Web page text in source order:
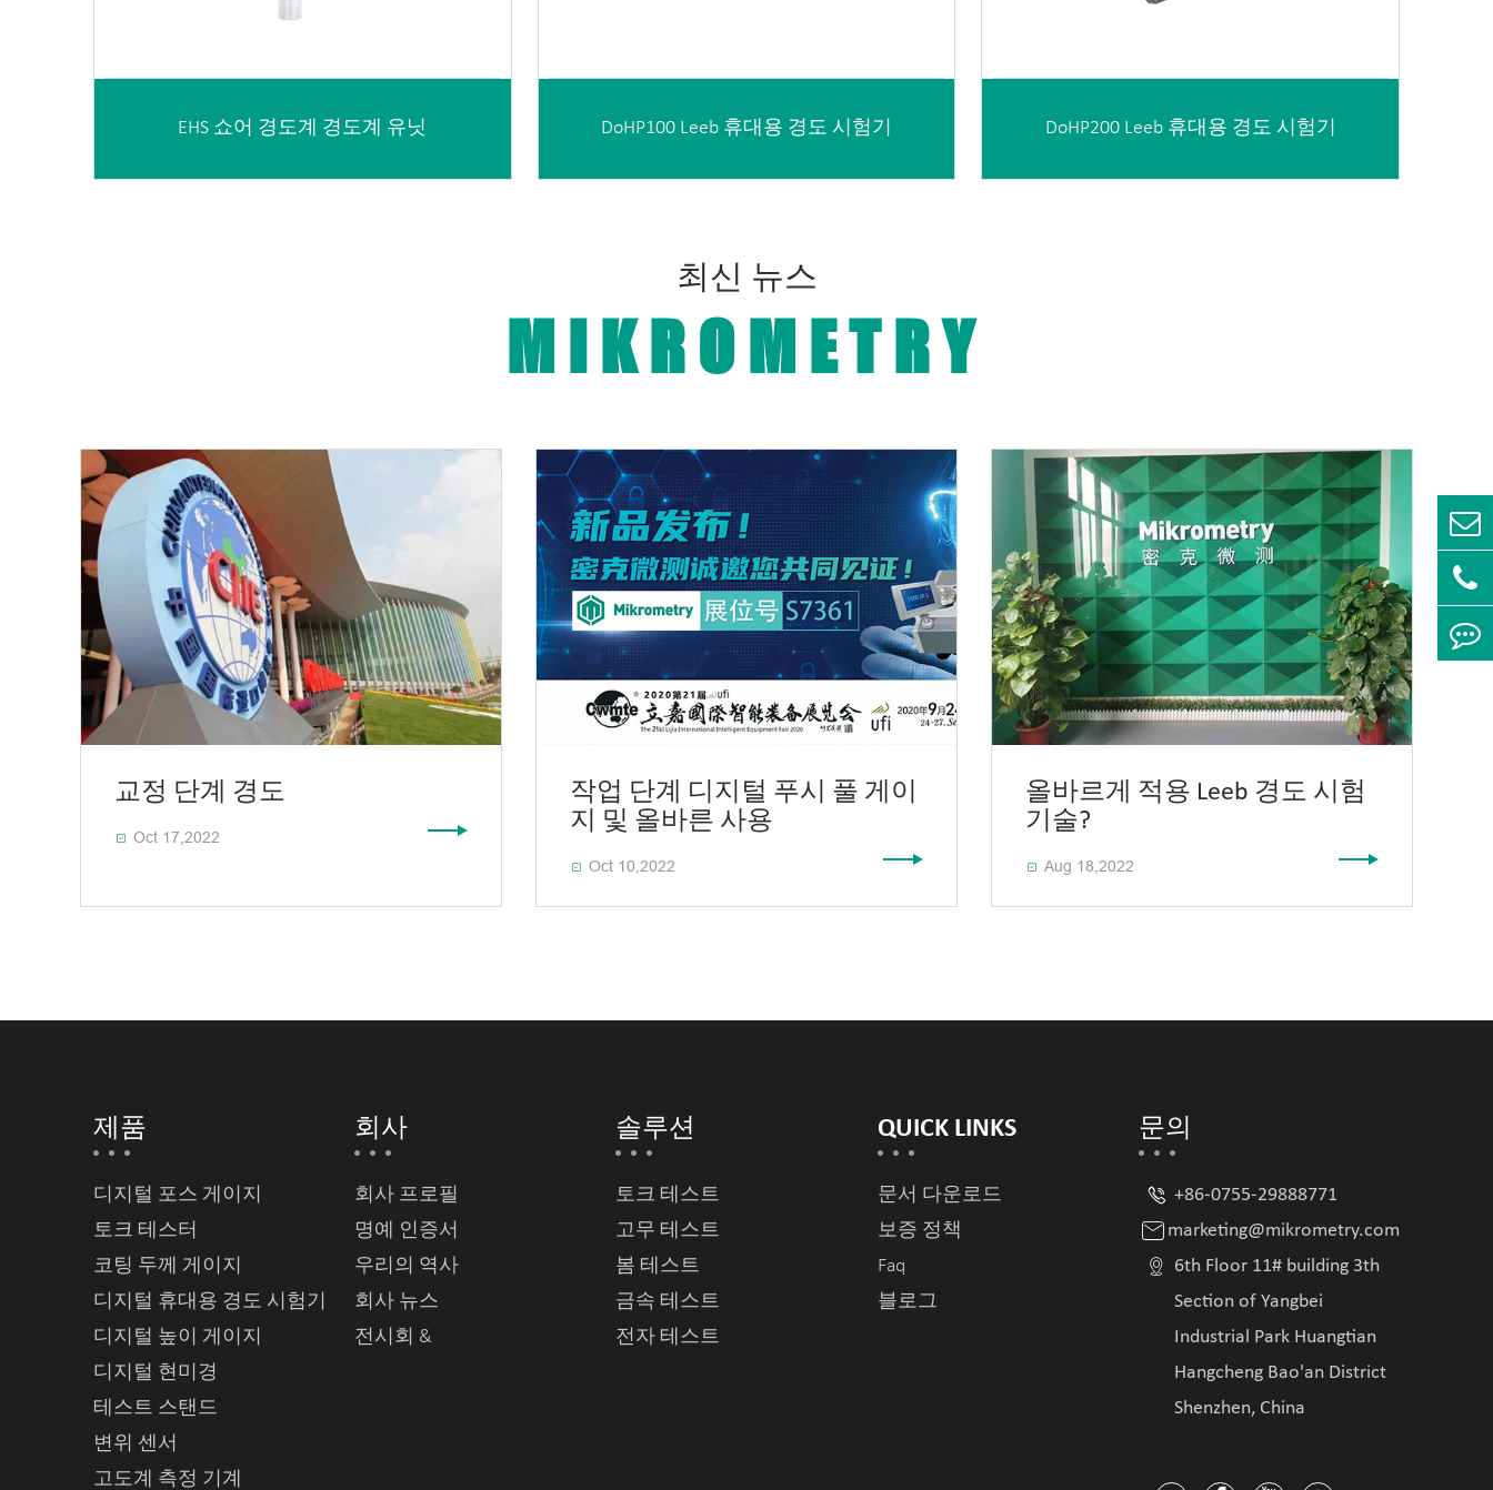
EHS 쇼어 경도계 경도계 유닛 DoHP100 Leeb 휴대용 경도 시험기 DoHP200 Leeb 휴대용 경도 시험기
최신 뉴스
MIKROMETRY
교정 단계 경도
 Oct 17,2022
작업 단계 디지털 푸시 풀 게이
지 및 올바른 사용
 Oct 10,2022
올바르게 적용 Leeb 경도 시험
기술?
 Aug 18,2022
제품
디지털 포스 게이지
토크 테스터
코팅 두께 게이지
디지털 휴대용 경도 시험기
디지털 높이 게이지
디지털 현미경
테스트 스탠드
변위 센서
고도계 측정 기계
회사
회사 프로필
명예 인증서
우리의 역사
회사 뉴스
전시회 &
솔루션
토크 테스트
고무 테스트
봄 테스트
금속 테스트
전자 테스트
QUICK LINKS
문서 다운로드
보증 정책
Faq
블로그
문의
 +86-0755-29888771
 marketing@mikrometry.com
 6th Floor 11# building 3th
Section of Yangbei
Industrial Park Huangtian
Hangcheng Bao'an District
Shenzhen, China